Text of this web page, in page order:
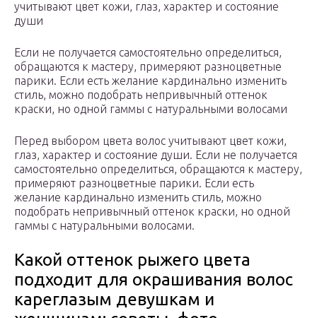
учитывают цвет кожи, глаз, характер и состояние
души
Если не получается самостоятельно определиться,
обращаются к мастеру, примеряют разноцветные
парики. Если есть желание кардинально изменить
стиль, можно подобрать непривычный оттенок
краски, но одной гаммы с натуральными волосами
Перед выбором цвета волос учитывают цвет кожи,
глаз, характер и состояние души. Если не получается
самостоятельно определиться, обращаются к мастеру,
примеряют разноцветные парики. Если есть
желание кардинально изменить стиль, можно
подобрать непривычный оттенок краски, но одной
гаммы с натуральными волосами.
Какой оттенок рыжего цвета
подходит для окрашивания волос
кареглазым девушкам и